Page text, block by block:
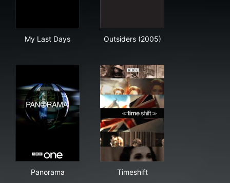
My Last Days Outsiders (2005)
Panorama Timeshift